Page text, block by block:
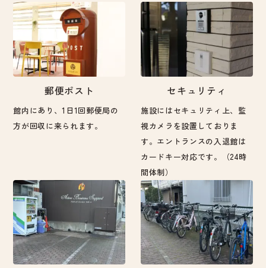
郵便ポスト
館内にあり、1日1回郵便局の
方が回収に来られます。
セキュリティ
施設にはセキュリティ上、監
視カメラを設置しておりま
す。エントランスの入退館は
カードキー対応です。（24時
間体制）